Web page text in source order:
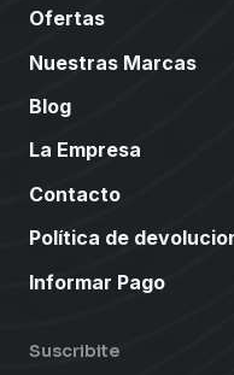
Ofertas
Nuestras Marcas
Blog
La Empresa
Contacto
Política de
Informar Pago
Suscribite